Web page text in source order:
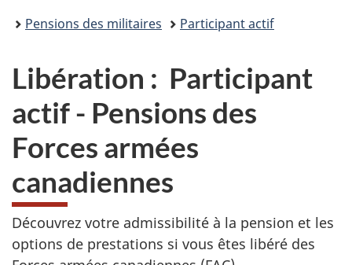
Pensions des militaires
Participant actif
Libération : Participant
actif - Pensions des
Forces armées
canadiennes
Découvrez votre admissibilité à la pension et les
options de prestations si vous êtes libéré des